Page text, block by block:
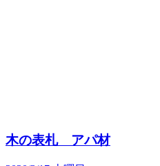
木の表札 アパ材